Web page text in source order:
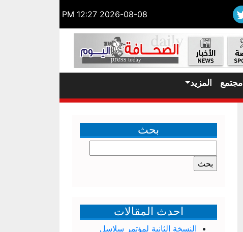
2026-08-08 12:27 PM
مجتمع المزيد
بحث
عن:
احدث المقالات
النسخة الثانية لمؤتمر سلاسل